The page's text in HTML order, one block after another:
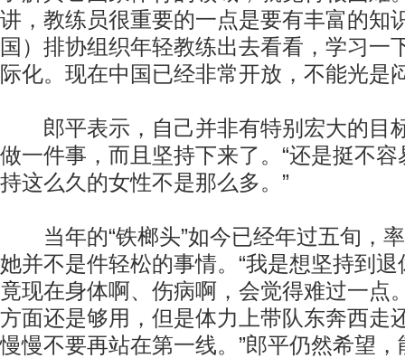
讲，教练员很重要的一点是要有丰富的知
国）排协组织年轻教练出去看看，学习一
际化。现在中国已经非常开放，不能光是
郎平表示，自己并非有特别宏大的目
做一件事，而且坚持下来了。“还是挺不
持这么久的女性不是那么多。”
当年的“铁榔头”如今已经年过五旬，
她并不是件轻松的事情。“我是想坚持到
竟现在身体啊、伤病啊，会觉得难过一点
方面还是够用，但是体力上带队东奔西走
慢慢不要再站在第一线。”郎平仍然希望